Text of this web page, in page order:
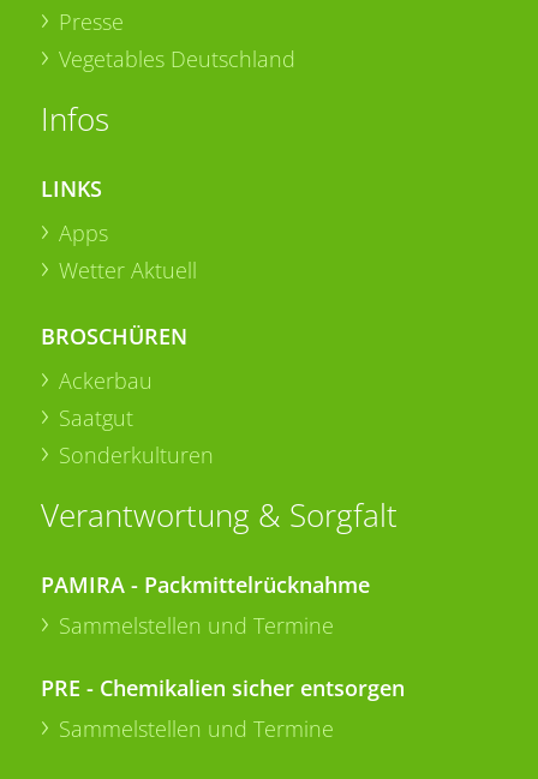
Presse
Vegetables Deutschland
Infos
LINKS
Apps
Wetter Aktuell
BROSCHÜREN
Ackerbau
Saatgut
Sonderkulturen
Verantwortung & Sorgfalt
PAMIRA - Packmittelrücknahme
Sammelstellen und Termine
PRE - Chemikalien sicher entsorgen
Sammelstellen und Termine